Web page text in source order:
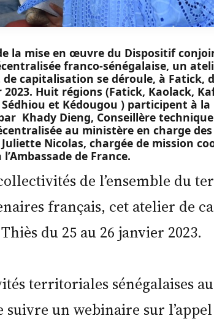
la mise en œuvre du Dispositif
franco-sénégalaise, un
de capitalisation se déroule, à Fatick,
2023. Huit régions (Fatick, Kaolack,
et Kédougou ) participent à la
Khady Dieng, Conseillère
au ministère en charge
Nicolas, chargée de mission
de France.
de l’ensemble du
français, cet atelier de
du 25 au 26 janvier 2023.
territoriales sénégalaises
suivre un webinaire sur